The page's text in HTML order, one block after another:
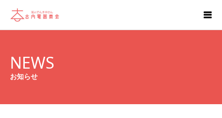
NEWS
お知らせ